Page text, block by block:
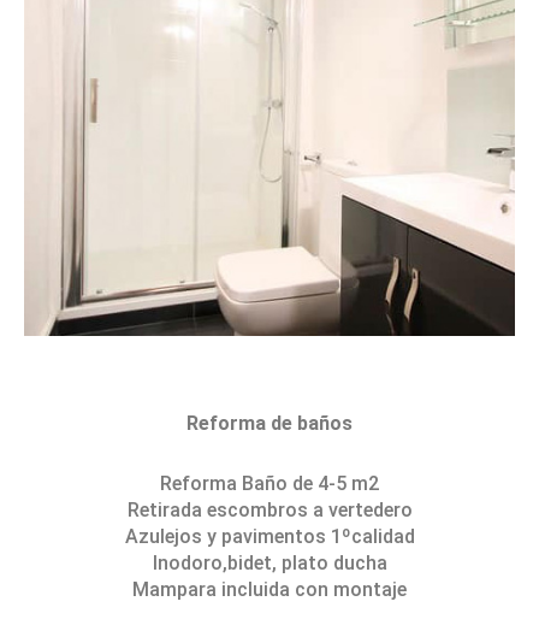
Reforma de baños
Reforma Baño de 4-5 m2
Retirada escombros a vertedero
Azulejos y pavimentos 1ºcalidad
Inodoro,bidet, plato ducha
Mampara incluida con montaje